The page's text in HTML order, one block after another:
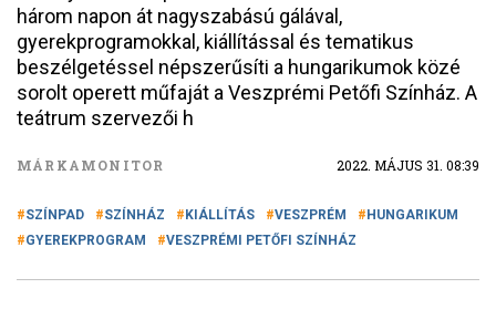
három napon át nagyszabású gálával,
gyerekprogramokkal, kiállítással és tematikus
beszélgetéssel népszerűsíti a hungarikumok közé
sorolt operett műfaját a Veszprémi Petőfi Színház. A
teátrum szervezői h
MÁRKAMONITOR 2022. MÁJUS 31. 08:39
SZÍNPAD SZÍNHÁZ KIÁLLÍTÁS VESZPRÉM
HUNGARIKUM
GYEREKPROGRAM
VESZPRÉMI PETŐFI SZÍNHÁZ